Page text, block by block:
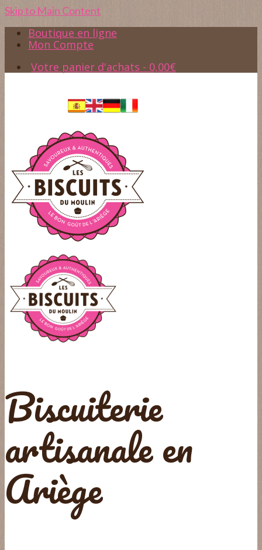
Skip to Main Content
Boutique en ligne
Mon Compte
Votre panier d'achats - 0,00€
Biscuiterie
artisanale en
Ariège